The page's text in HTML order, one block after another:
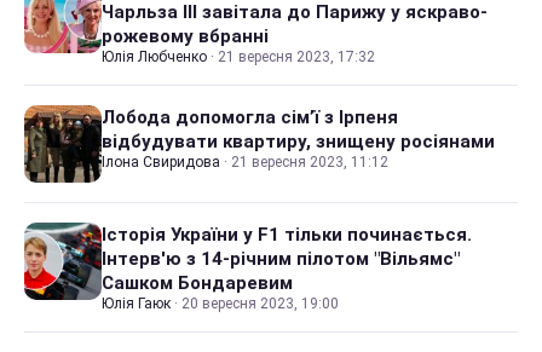
Чарльза III завітала до Парижу у яскраво-
рожевому вбранні
Юлія Любченко · 21 вересня 2023, 17:32
Лобода допомогла сім’ї з Ірпеня
відбудувати квартиру, знищену росіянами
Ілона Свиридова · 21 вересня 2023, 11:12
Історія України у F1 тільки починається.
Інтерв'ю з 14-річним пілотом "Вільямс"
Сашком Бондаревим
Юлія Гаюк · 20 вересня 2023, 19:00